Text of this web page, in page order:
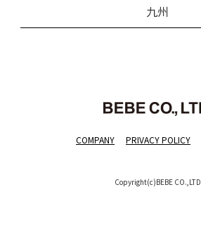
九州
COMPANY PRIVACY POLICY
Copyright(c)BEBE CO.,LTD